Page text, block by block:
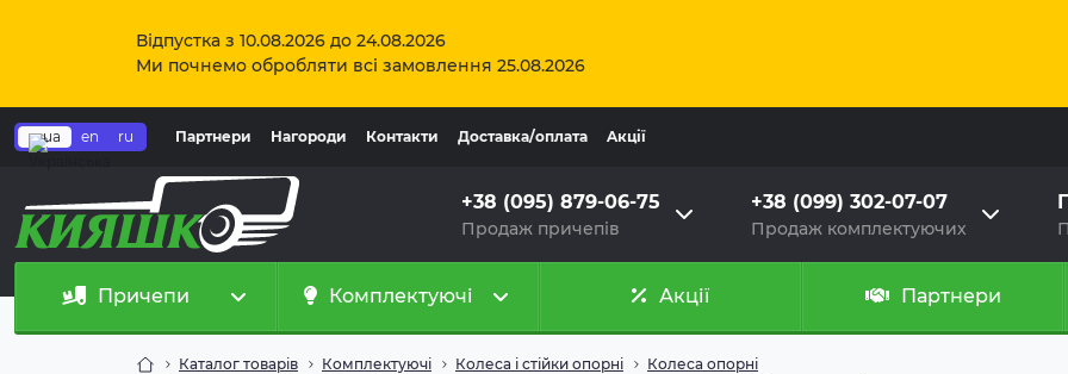
Відпустка з 10.08.2026 до 24.08.2026
Ми почнемо обробляти всі замовлення 25.08.2026
ua en ru Партнери Нагороди Контакти Доставка/оплата Aкції
+38 (095) 879-06-75
Продаж причепів
+38 (099) 302-07-07
Продаж комплектуючих
Причепи Комплектуючі Акції Партнери
Каталог товарів Комплектуючі Колеса і стійки опорні
Колеса опорні